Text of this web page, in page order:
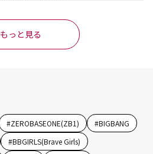
もっと見る
#ZEROBASEONE(ZB1) #BIGBANG
#BBGIRLS(Brave Girls)